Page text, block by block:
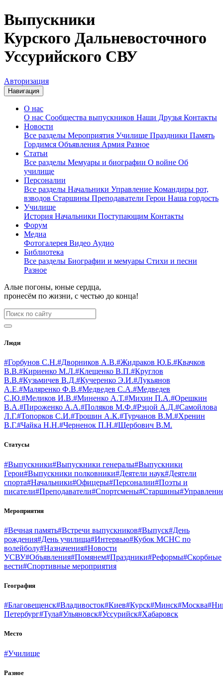
Выпускники
Курского Дальневосточного
Уссурийского СВУ
Авторизация
Навигация
О нас
О нас Сообщества выпускников Наши Друзья Контакты
Новости
Все разделы Мероприятия Училище Праздники Память
Гордимся Объявления Армия Разное
Статьи
Все разделы Мемуары и биографии О войне Об
училище
Персоналии
Все разделы Начальники Управление Командиры рот,
взводов Старшины Преподаватели Герои Наша гордость
Училище
История Начальники Поступающим Контакты
Форум
Медиа
Фотогалерея Видео Аудио
Библиотека
Все разделы Биографии и мемуары Стихи и песни
Разное
Алые погоны, юные сердца,
пронесём по жизни, с честью до конца!
Люди
#Горбунов С.Н.#Дворников А.В.#Жидраков Ю.Б.#Квачков
В.В.#Кириенко М.Л.#Клещенко В.П.#Круглов
В.В.#Кузьмичев В.Д.#Кучеренко Э.И.#Лукьянов
А.Е.#Маляренко Ф.В.#Медведев С.А.#Медведев
С.Ю.#Меликов И.В.#Миненко А.Т.#Михин П.А.#Орешкин
В.А.#Пироженко А.А.#Поляков М.Ф.#Рэцой А.Д.#Самойлова
Л.Г.#Топорков С.И.#Трошин А.К.#Турчанов В.М.#Хренин
В.Г.#Чайка Н.Н.#Черненок П.Н.#Щербович В.М.
Статусы
#Выпускники#Выпускники генералы#Выпускники
Герои#Выпускники полковники#Деятели наук#Деятели
спорта#Начальники#Офицеры#Персоналии#Поэты и
писатели#Преподаватели#Спортсмены#Старшины
Мероприятия
#Вечная память#Встречи выпускников#Выпуск#День
рождения#День училища#Интервью#Кубок МСНС по
волейболу#Назначения#Новости
УСВУ#Объявления#Помянем#Праздники#Реформы#Скорбные
вести#Спортивные мероприятия
География
#Благовещенск#Владивосток#Киев#Курск#Минск#Москва
Петербург#Тула#Ульяновск#Уссурийск#Хабаровск
Место
#Училище
Разное